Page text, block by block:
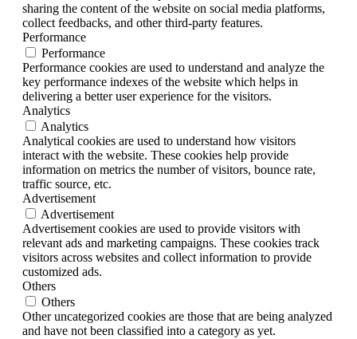
sharing the content of the website on social media platforms,
collect feedbacks, and other third-party features.
Performance
Performance
Performance cookies are used to understand and analyze the
key performance indexes of the website which helps in
delivering a better user experience for the visitors.
Analytics
Analytics
Analytical cookies are used to understand how visitors
interact with the website. These cookies help provide
information on metrics the number of visitors, bounce rate,
traffic source, etc.
Advertisement
Advertisement
Advertisement cookies are used to provide visitors with
relevant ads and marketing campaigns. These cookies track
visitors across websites and collect information to provide
customized ads.
Others
Others
Other uncategorized cookies are those that are being analyzed
and have not been classified into a category as yet.